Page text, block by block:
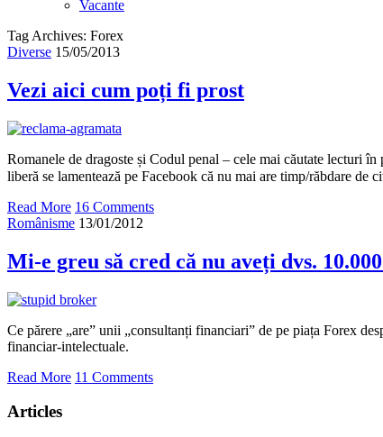
Vacante
Tag Archives: Forex
Diverse 15/05/2013
Vezi aici cum poți fi prost
Romanele de dragoste și Codul penal – cele mai căutate lecturi
liberă se lamentează pe Facebook că nu mai are timp/răbdare de
Read More 16 Comments
Românisme 13/01/2012
Mi-e greu să cred că nu aveți dvs.
Ce părere „are” unii „consultanți financiari” de pe piața Forex
financiar-intelectuale.
Read More 11 Comments
Articles